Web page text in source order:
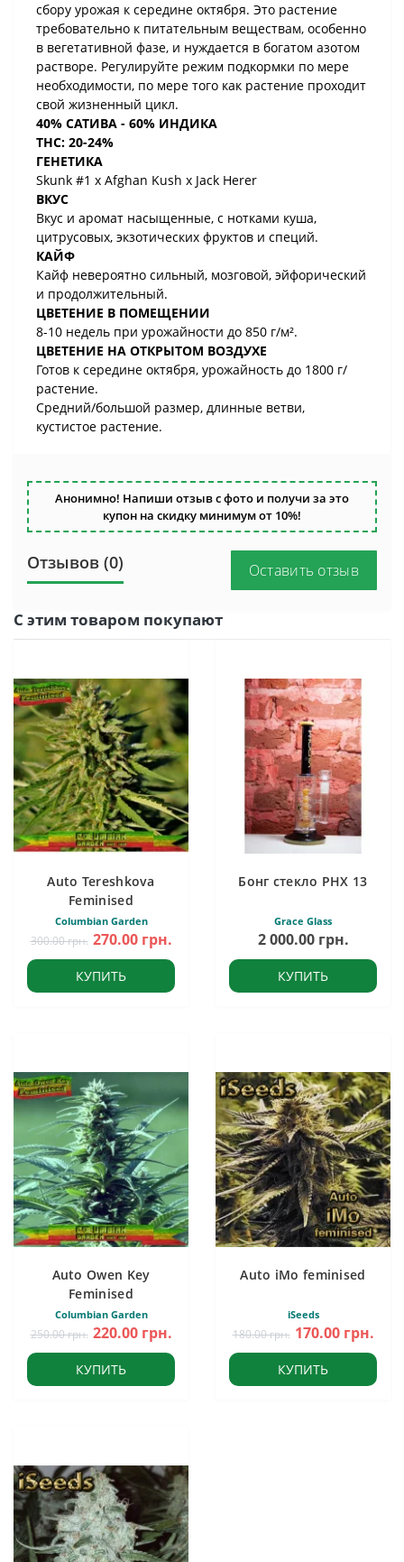
сбору урожая к середине октября. Это растение
требовательно к питательным веществам, особенно
в вегетативной фазе, и нуждается в богатом азотом
растворе. Регулируйте режим подкормки по мере
необходимости, по мере того как растение проходит
свой жизненный цикл.
40% САТИВА - 60% ИНДИКА
THC: 20-24%
ГЕНЕТИКА
Skunk #1 x Afghan Kush x Jack Herer
ВКУС
Вкус и аромат насыщенные, с нотками куша,
цитрусовых, экзотических фруктов и специй.
КАЙФ
Кайф невероятно сильный, мозговой, эйфорический
и продолжительный.
ЦВЕТЕНИЕ В ПОМЕЩЕНИИ
8-10 недель при урожайности до 850 г/м².
ЦВЕТЕНИЕ НА ОТКРЫТОМ ВОЗДУХЕ
Готов к середине октября, урожайность до 1800 г/
растение.
Средний/большой размер, длинные ветви,
кустистое растение.
Анонимно! Напиши отзыв с фото и получи за это
купон на скидку минимум от 10%!
Отзывов (0) Оставить отзыв
С этим товаром покупают
Auto Tereshkova
Feminised
Columbian Garden
300.00 грн. 270.00 грн.
КУПИТЬ
Бонг стекло PHX 13
Grace Glass
2 000.00 грн.
КУПИТЬ
Auto Owen Key
Feminised
Columbian Garden
250.00 грн. 220.00 грн.
КУПИТЬ
Auto iMo feminised
iSeeds
180.00 грн. 170.00 грн.
КУПИТЬ